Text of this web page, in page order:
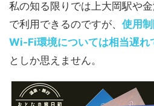
私の知る限りでは上大岡駅や
で利用できるのですが、 使用
Wi-Fi環境については相当遅
としか思えません。